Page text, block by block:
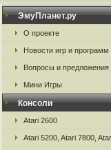
ЭмуПланет.ру
О проекте
Новости игр и программ
Вопросы и предложения
Мини Игры
Консоли
Atari 2600
Atari 5200, Atari 7800,